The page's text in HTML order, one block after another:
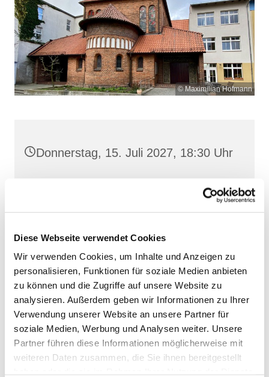
Diese Webseite verwendet Cookies
Wir verwenden Cookies, um Inhalte und Anzeigen zu
personalisieren, Funktionen für soziale Medien anbieten
zu können und die Zugriffe auf unsere Website zu
analysieren. Außerdem geben wir Informationen zu Ihrer
Verwendung unserer Website an unsere Partner für
soziale Medien, Werbung und Analysen weiter. Unsere
Partner führen diese Informationen möglicherweise mit
weiteren Daten zusammen, die Sie ihnen bereitgestellt
© Maximilian Hofmann
Donnerstag, 15. Juli 2027, 18:30 Uhr